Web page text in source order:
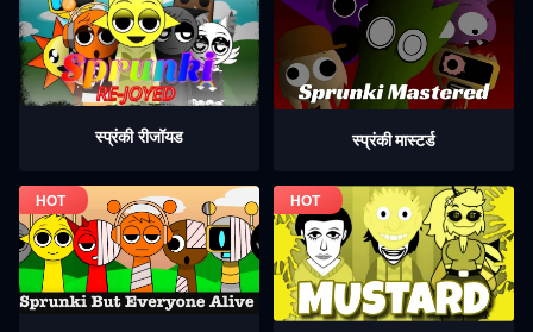
स्प्रंकी रीजॉयड स्प्रंकी मास्टर्ड